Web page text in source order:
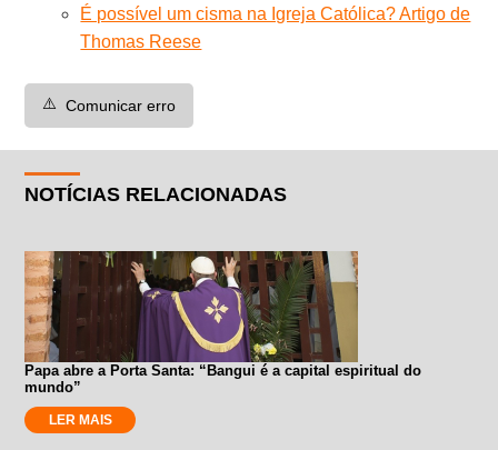
É possível um cisma na Igreja Católica? Artigo de
Thomas Reese
⚠️ Comunicar erro
NOTÍCIAS RELACIONADAS
Papa abre a Porta Santa: “Bangui é a capital espiritual do
mundo”
LER MAIS